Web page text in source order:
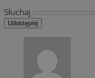
Słuchaj
Udostępnij